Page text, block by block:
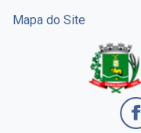
Mapa do Site